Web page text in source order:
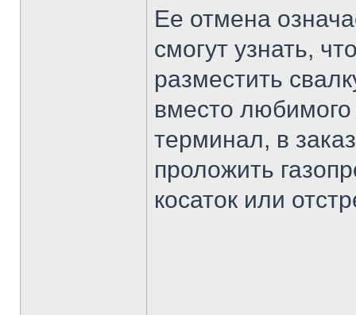
Ее отмена
смогут узнать,
разместить
вместо
терминал, в
проложить
косаток или